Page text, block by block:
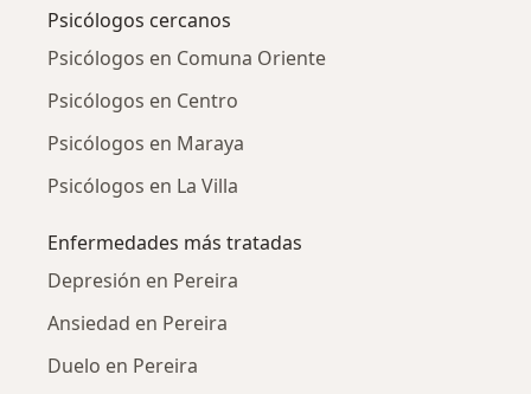
Psicólogos cercanos
Psicólogos en Comuna Oriente
Psicólogos en Centro
Psicólogos en Maraya
Psicólogos en La Villa
Enfermedades más tratadas
Depresión en Pereira
Ansiedad en Pereira
Duelo en Pereira